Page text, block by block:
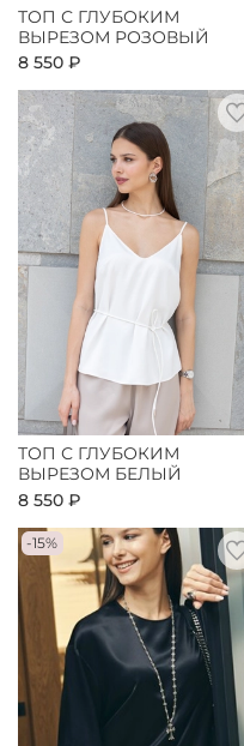
ТОП С ГЛУБОКИМ
ВЫРЕЗОМ РОЗОВЫЙ
8 550 ₽
ТОП С ГЛУБОКИМ
ВЫРЕЗОМ БЕЛЫЙ
8 550 ₽
-15%